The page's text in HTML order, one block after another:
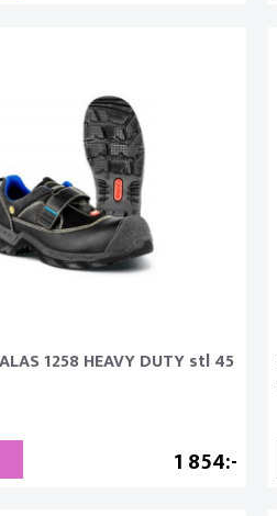
1258 HEAVY DUTY stl 45
1 854